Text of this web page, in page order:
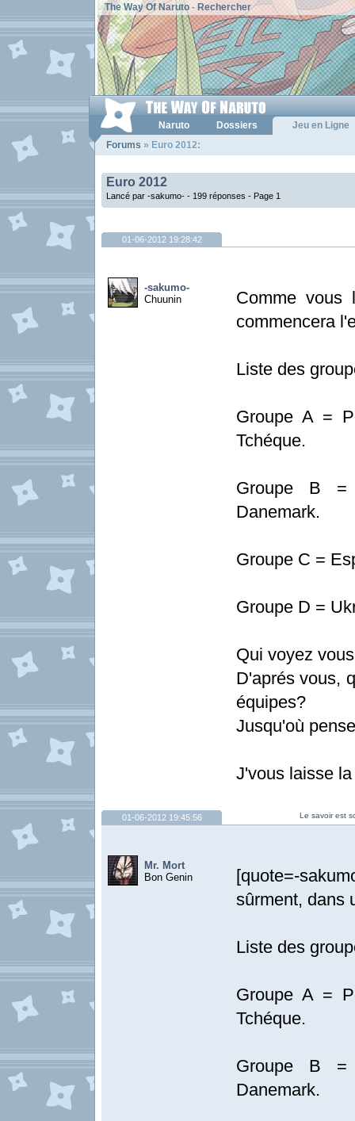
The Way Of Naruto- Rechercher
Naruto Dossiers
Jeu en Ligne
Forums » Euro 2012:
Euro 2012
Lancé par -sakumo- - 199 réponses - Page 1
01-06-2012 19:28:42
-sakumo-
Chuunin
Comme vous
commencera
Liste des
Groupe A =
Tchéque.
Groupe B =
Danemark.
Groupe C =
Groupe D =
Qui voyez
D'aprés vous,
équipes?
Jusqu'où
J'vous laisse
Le savoir est
01-06-2012 19:45:56
Mr. Mort
Bon Genin
[quote=-
sûrment, dans
Liste des
Groupe A =
Tchéque.
Groupe B =
Danemark.